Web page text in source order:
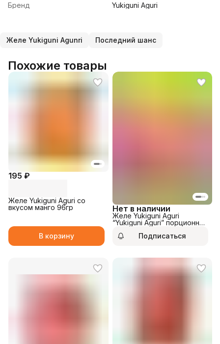
Бренд
Yukiguni Aguri
Желе Yukiguni Agunri Последний шанс
Похожие товары
195 ₽
Желе Yukiguni Aguri со
вкусом манго 96гр
В корзину
Нет в наличии
Желе Yukiguni Aguri
“Yukiguni Aguri” порционное
Мускат/Мандарин) 288гр
Подписаться